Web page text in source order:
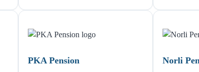
PKA Pension Norli